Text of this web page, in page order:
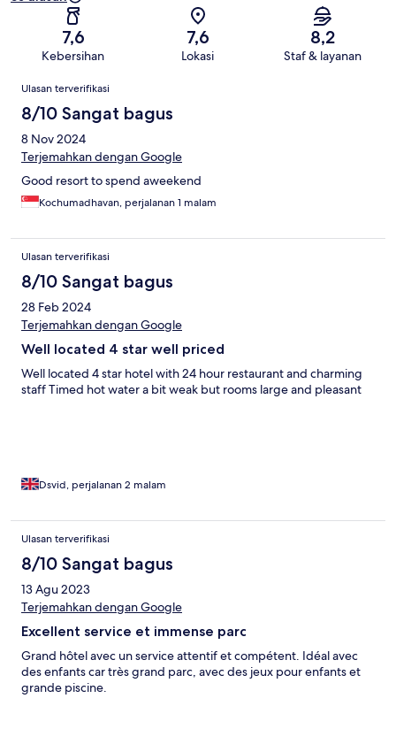
7,6
Kebersihan
7,6
Lokasi
8,2
Staf & layanan
Ulasan
Ulasan terverifikasi
8/10 Sangat bagus
8 Nov 2024
Terjemahkan dengan Google
Good resort to spend aweekend
Kochumadhavan, perjalanan 1 malam
Ulasan terverifikasi
8/10 Sangat bagus
28 Feb 2024
Terjemahkan dengan Google
Well located 4 star well priced
Well located 4 star hotel with 24 hour restaurant and charming
staff Timed hot water a bit weak but rooms large and pleasant
Dsvid, perjalanan 2 malam
Ulasan terverifikasi
8/10 Sangat bagus
13 Agu 2023
Terjemahkan dengan Google
Excellent service et immense parc
Grand hôtel avec un service attentif et compétent. Idéal avec
des enfants car très grand parc, avec des jeux pour enfants et
grande piscine.